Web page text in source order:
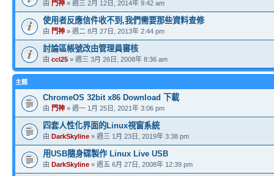
由 門神 » 週三 2月 12日, 2014年 9:42 am
使用者反應信件收不到,我們需要那些資料查修
由 門神 » 週二 8月 27日, 2013年 2:44 pm
討論區帳號改由管理員審核
由 ccl25 » 週三 3月 26日, 2008年 8:36 am
主題
ChromeOS 32bit x86 Download 下載
由 門神 » 週一 1月 25日, 2021年 3:06 pm
四套人性化界面的Linux視窗系統
由 DarkSkyline » 週三 1月 23日, 2019年 3:38 pm
用USB隨身碟製作 Linux Live USB
由 DarkSkyline » 週五 6月 27日, 2008年 12:39 pm